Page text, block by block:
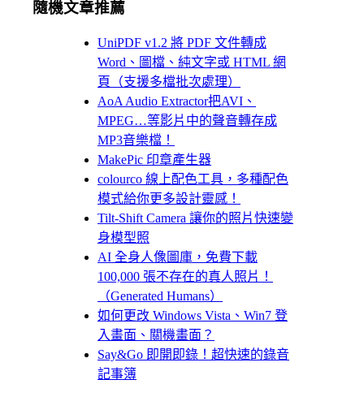
隨機文章推薦
UniPDF v1.2 將 PDF 文件轉成
Word、圖檔、純文字或 HTML 網
頁（支援多檔批次處理）
AoA Audio Extractor把AVI、
MPEG…等影片中的聲音轉存成
MP3音樂檔！
MakePic 印章產生器
colourco 線上配色工具，多種配色
模式給你更多設計靈感！
Tilt-Shift Camera 讓你的照片快速變
身模型照
AI 全身人像圖庫，免費下載
100,000 張不存在的真人照片！
（Generated Humans）
如何更改 Windows Vista、Win7 登
入畫面、關機畫面？
Say&Go 即開即錄！超快速的錄音
記事簿